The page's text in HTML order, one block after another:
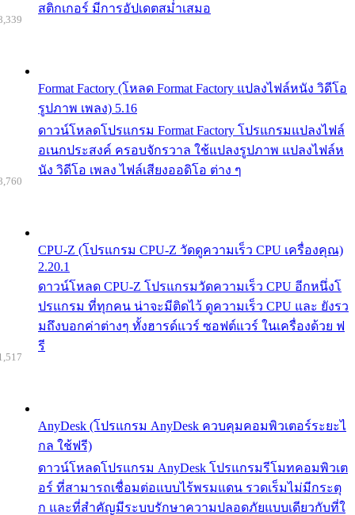
สติกเกอร์ มีการอัปเดตสม่ำเสมอ
Format Factory (โหลด Format Factory แปลงไฟล์หนัง วิดีโอ
รูปภาพ เพลง) 5.16
ดาวน์โหลดโปรแกรม Format Factory โปรแกรมแปลงไฟล์
อเนกประสงค์ ครอบจักรวาล ใช้แปลงรูปภาพ แปลงไฟล์ห
นัง วิดีโอ เพลง ไฟล์เสียงออดิโอ ต่าง ๆ
CPU-Z (โปรแกรม CPU-Z วัดดูความเร็ว CPU เครื่องคุณ)
2.20.1
ดาวน์โหลด CPU-Z โปรแกรมวัดความเร็ว CPU อีกหนึ่งโ
ปรแกรม ที่ทุกคน น่าจะมีติดไว้ ดูความเร็ว CPU และ ยังรว
มถึงบอกค่าต่างๆ ทั้งฮารด์แวร์ ซอฟต์แวร์ ในเครื่องด้วย ฟ
รี
AnyDesk (โปรแกรม AnyDesk ควบคุมคอมพิวเตอร์ระยะไ
กล ใช้ฟรี)
ดาวน์โหลดโปรแกรม AnyDesk โปรแกรมรีโมทคอมพิวเต
อร์ ที่สามารถเชื่อมต่อแบบไร้พรมแดน รวดเร็มไม่มีกระตุ
ก และที่สำคัญมีระบบรักษาความปลอดภัยแบบเดียวกับที่ใ